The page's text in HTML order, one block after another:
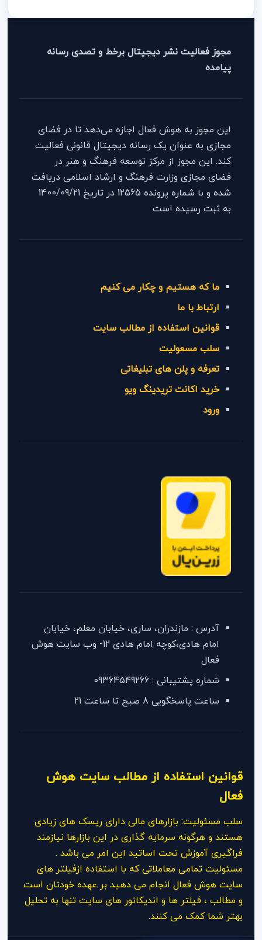
مجوز فعالیت نشر دیجیتال برخط و تصدی رسانه
پیامده
این مجوز به هوش فعال اجازه می‌دهد تا در فضای
مجازی به عنوان یک رسانه دیجیتال قانونی فعالیت
کند. این مجوز از مرکز توسعه فرهنگ و هنر در
فضای مجازی وزارت فرهنگ و ارشاد اسلامی دریافت
شده و با شماره پرونده 12565 در تاریخ 1400/09/21
به ثبت رسیده است
ما که هستیم و چکار می کنیم
ارتباط با ما
قوانین استفاده از مطالب سایت
سلب مسعولیت
تعرفه و پلن های تبلیغاتی
خرید اکانت تریدینگ ویو
ورود
آدرس : مازندران، ساری، خیابان معلم، خیابان
امام هادی،کوچه امام هادی 12- وب سایت هوش
فعال
شماره پشتیبانی : 09364549266
ساعت پاسخگویی 8 صبح تا ساعت 21
قوانین استفاده از مطالب سایت هوش
فعال
سلب مسئولیت: بازارهای مالی دارای ریسک های زیادی
هستند و هرگونه سرمایه گذاری در این بازارها نیازمند
فراگیری آموزش تحت اساتید این امر می باشد .
مسئولیت تمامی معاملاتی که با استفاده ازفیلتر های
سایت هوش فعال انجام می دهید بر عهده خودتان است
و مطالب ، فیلتر ها و اندیکاتور های سایت تنها به تحلیل
بهتر شما کمک می کنند.